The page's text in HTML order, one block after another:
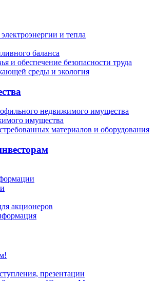
и тепла
баланса
и обеспечение безопасности труда
среды и экология
недвижимого имущества
имущества
материалов и оборудования
акционеров
презентации